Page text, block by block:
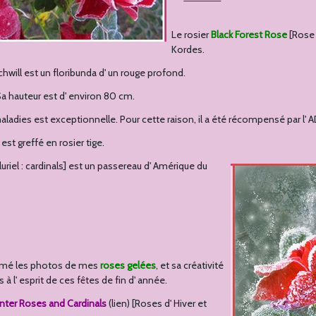
Le rosierBlack Forest Rose
Kordes.
est un floribunda d' un rouge profond.
hauteur est d' environ 80 cm.
est exceptionnelle. Pour cette raison, il a été récompensé par l'
greffé en rosier tige.
: cardinals] est un passereau d' Amérique du
les photos de mesroses gelées, et sa créativité
à l' esprit de ces fêtes de fin d' année.
Roses and Cardinals(lien) [Roses d' Hiver et